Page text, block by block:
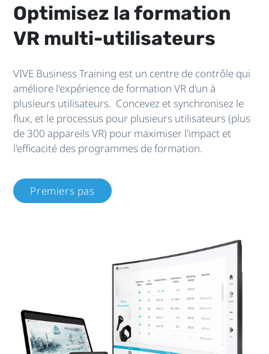
Optimisez la formation
VR multi-utilisateurs
VIVE Business Training est un centre de contrôle qui
améliore l'expérience de formation VR d'un à
plusieurs utilisateurs. Concevez et synchronisez le
flux, et le processus pour plusieurs utilisateurs (plus
de 300 appareils VR) pour maximiser l'impact et
l'efficacité des programmes de formation.
Premiers pas